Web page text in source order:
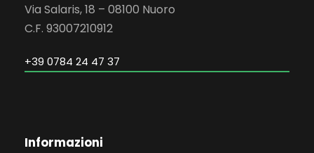
Via Salaris, 18 – 08100 Nuoro
C.F. 93007210912
+39 0784 24 47 37
Informazioni